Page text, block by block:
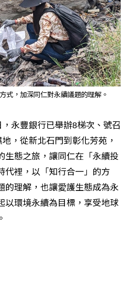
式，加深同仁對永續議題的理解。
永豐銀行已舉辦8梯次、號召
，從新北石門到彰化芳苑，
生態之旅，讓同仁在「永續投
代裡，以「知行合一」的方
的理解，也讓愛護生態成為永
以環境永續為目標，享受地球